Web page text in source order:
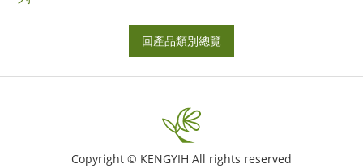
回產品類別總覽
Copyright © KENGYIH All rights reserved